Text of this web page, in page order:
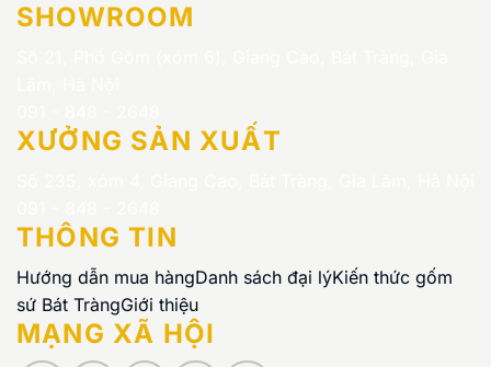
SHOWROOM
XƯỞNG SẢN XUẤT
THÔNG TIN
Hướng dẫn mua hàngDanh sách đại lýKiến thức gốm
sứ Bát TràngGiới thiệu
MẠNG XÃ HỘI